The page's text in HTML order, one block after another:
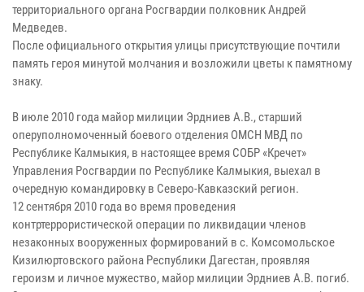
территориального органа Росгвардии полковник Андрей
Медведев.
После официального открытия улицы присутствующие почтили
память героя минутой молчания и возложили цветы к памятному
знаку.
В июле 2010 года майор милиции Эрдниев А.В., старший
оперуполномоченный боевого отделения ОМСН МВД по
Республике Калмыкия, в настоящее время СОБР «Кречет»
Управления Росгвардии по Республике Калмыкия, выехал в
очередную командировку в Северо-Кавказский регион.
12 сентября 2010 года во время проведения
контртеррористической операции по ликвидации членов
незаконных вооруженных формирований в с. Комсомольское
Кизилюртовского района Республики Дагестан, проявляя
героизм и личное мужество, майор милиции Эрдниев А.В. погиб.